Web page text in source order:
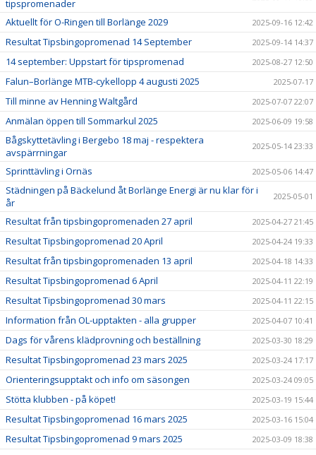
tipspromenader
Aktuellt för O-Ringen till Borlänge 2029 2025-09-16 12:42
Resultat Tipsbingopromenad 14 September 2025-09-14 14:37
14 september: Uppstart för tipspromenad 2025-08-27 12:50
Falun–Borlänge MTB-cykellopp 4 augusti 2025 2025-07-17
Till minne av Henning Waltgård 2025-07-07 22:07
Anmälan öppen till Sommarkul 2025 2025-06-09 19:58
Bågskyttetävling i Bergebo 18 maj - respektera
avspärrningar
2025-05-14 23:33
Sprinttävling i Ornäs 2025-05-06 14:47
Städningen på Bäckelund åt Borlänge Energi är nu klar för i
år
2025-05-01
Resultat från tipsbingopromenaden 27 april 2025-04-27 21:45
Resultat Tipsbingopromenad 20 April 2025-04-24 19:33
Resultat från tipsbingopromenaden 13 april 2025-04-18 14:33
Resultat Tipsbingopromenad 6 April 2025-04-11 22:19
Resultat Tipsbingopromenad 30 mars 2025-04-11 22:15
Information från OL-upptakten - alla grupper 2025-04-07 10:41
Dags för vårens klädprovning och beställning 2025-03-30 18:29
Resultat Tipsbingopromenad 23 mars 2025 2025-03-24 17:17
Orienteringsupptakt och info om säsongen 2025-03-24 09:05
Stötta klubben - på köpet! 2025-03-19 15:44
Resultat Tipsbingopromenad 16 mars 2025 2025-03-16 15:04
Resultat Tipsbingopromenad 9 mars 2025 2025-03-09 18:38